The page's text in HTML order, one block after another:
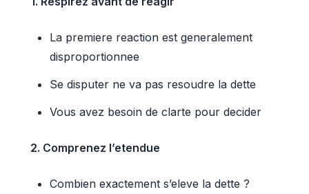
La premiere reaction est generalement
disproportionnee
Se disputer ne va pas resoudre la dette
Vous avez besoin de clarte pour decider
2. Comprenez l’etendue
Combien exactement s’eleve la dette ?